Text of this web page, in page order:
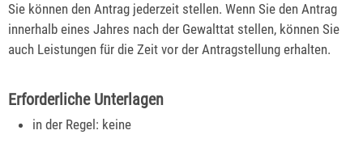
Sie können den Antrag jederzeit stellen. Wenn Sie den Antrag
innerhalb eines Jahres nach der Gewalttat stellen, können Sie
auch Leistungen für die Zeit vor der Antragstellung erhalten.
Erforderliche Unterlagen
in der Regel: keine